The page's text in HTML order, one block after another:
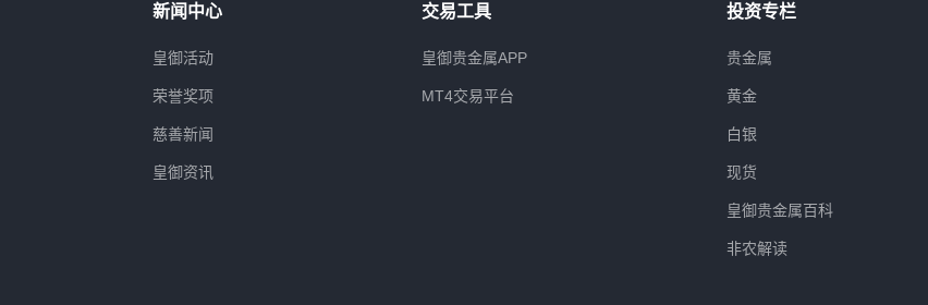
新闻中心
皇御活动
荣誉奖项
慈善新闻
皇御资讯
交易工具
皇御贵金属APP
MT4交易平台
投资专栏
贵金属
黄金
白银
现货
皇御贵金属百科
非农解读